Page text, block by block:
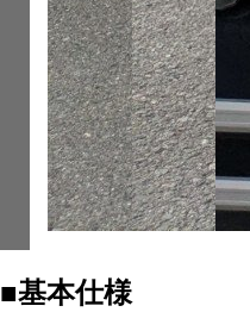
■基本仕様